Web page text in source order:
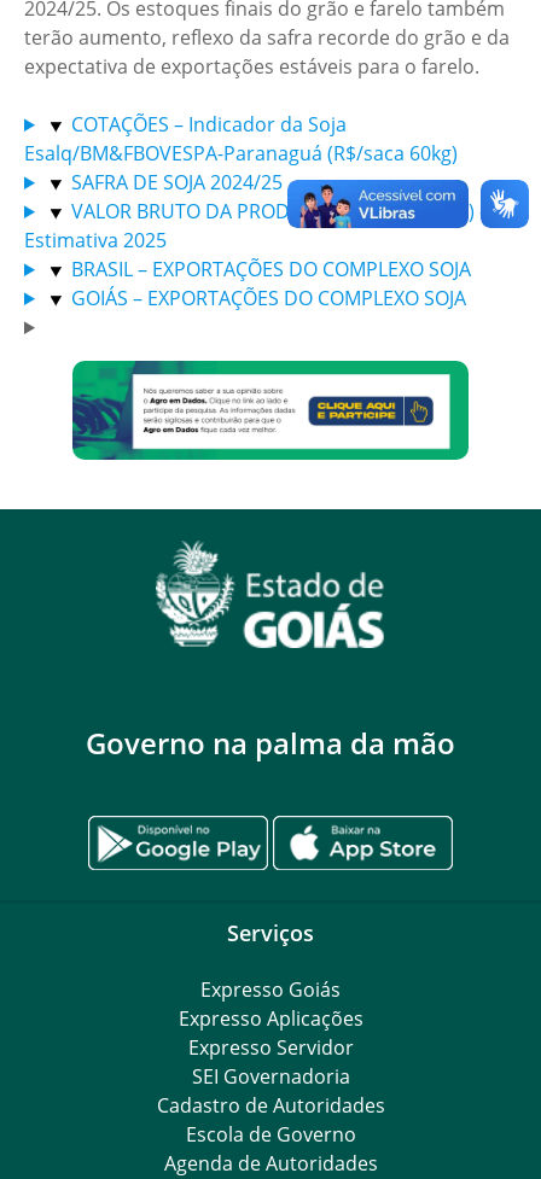
2024/25. Os estoques finais do grão e farelo também
terão aumento, reflexo da safra recorde do grão e da
expectativa de exportações estáveis para o farelo.
COTAÇÕES – Indicador da Soja
Esalq/BM&FBOVESPA-Paranaguá (R$/saca 60kg)
SAFRA DE SOJA 2024/25
VALOR BRUTO DA PRODUÇÃO DA SOJA (VBP) –
Estimativa 2025
BRASIL – EXPORTAÇÕES DO COMPLEXO SOJA
GOIÁS – EXPORTAÇÕES DO COMPLEXO SOJA
Governo na palma da mão
Serviços
Expresso Goiás
Expresso Aplicações
Expresso Servidor
SEI Governadoria
Cadastro de Autoridades
Escola de Governo
Agenda de Autoridades